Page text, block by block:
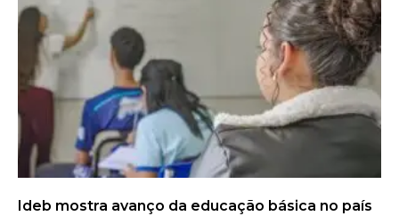
Ideb mostra avanço da educação básica no país